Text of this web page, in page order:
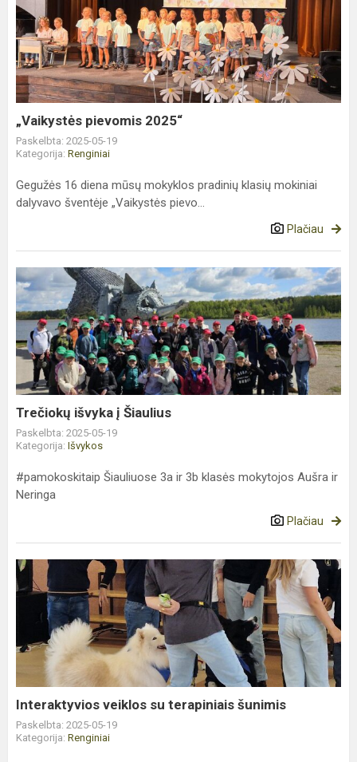
2025“
„Vaikystės pievomis 2025“
Paskelbta: 2025-05-19
Kategorija: Renginiai
Gegužės 16 diena mūsų mokyklos pradinių klasių mokiniai
dalyvavo šventėje „Vaikystės pievo...
Plačiau
Trečiokų
išvyka
į
Šiaulius
Trečiokų išvyka į Šiaulius
Paskelbta: 2025-05-19
Kategorija: Išvykos
#pamokoskitaip Šiauliuose 3a ir 3b klasės mokytojos Aušra ir
Neringa
Plačiau
Interaktyvios
veiklos
terapiniais
šunimis
Interaktyvios veiklos su terapiniais šunimis
Paskelbta: 2025-05-19
Kategorija: Renginiai